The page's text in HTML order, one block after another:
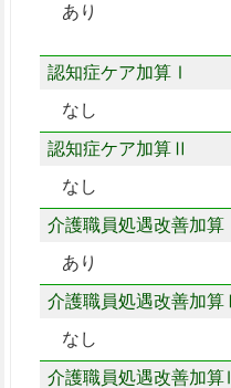
あり
認知症ケア加算Ⅰ
なし
認知症ケア加算Ⅱ
なし
介護職員処遇改善加算
あり
介護職員処遇改善加算
なし
介護職員処遇改善加